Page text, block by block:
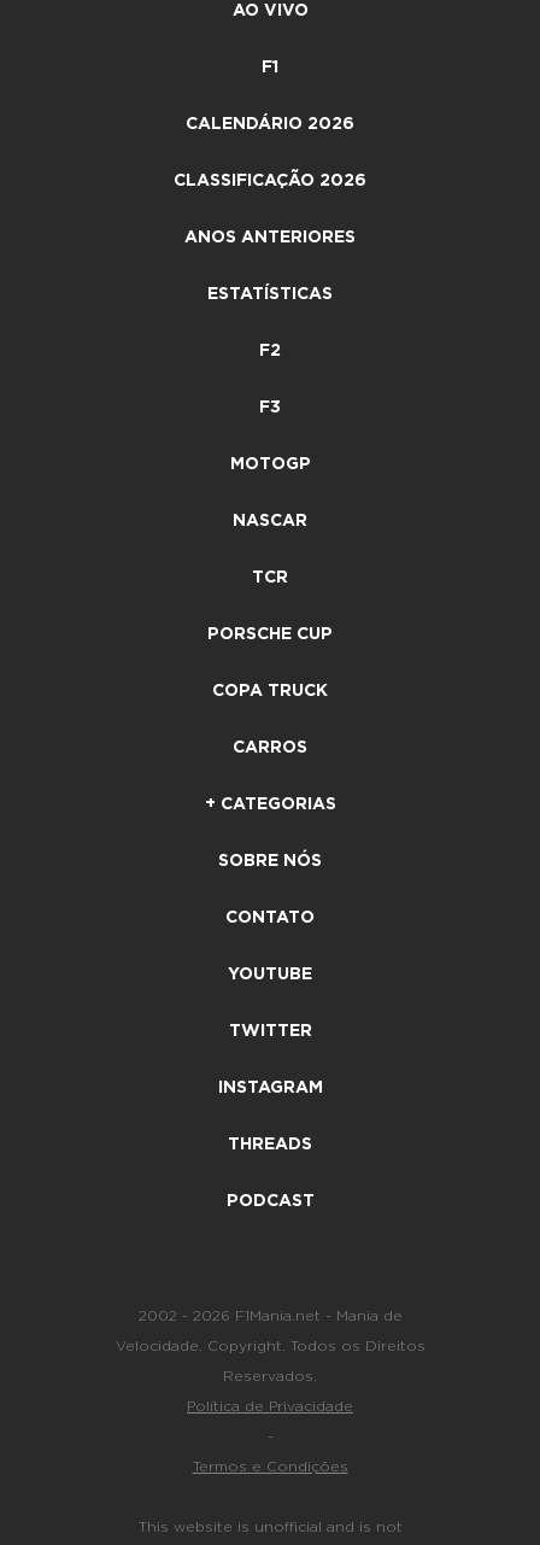
AO VIVO
F1
CALENDÁRIO 2026
CLASSIFICAÇÃO 2026
ANOS ANTERIORES
ESTATÍSTICAS
F2
F3
MOTOGP
NASCAR
TCR
PORSCHE CUP
COPA TRUCK
CARROS
+ CATEGORIAS
SOBRE NÓS
CONTATO
YOUTUBE
TWITTER
INSTAGRAM
THREADS
PODCAST
2002 - 2026 F1Mania.net - Mania de
Velocidade. Copyright. Todos os Direitos
Reservados.
Política de Privacidade
-
Termos e Condições
This website is unofficial and is not